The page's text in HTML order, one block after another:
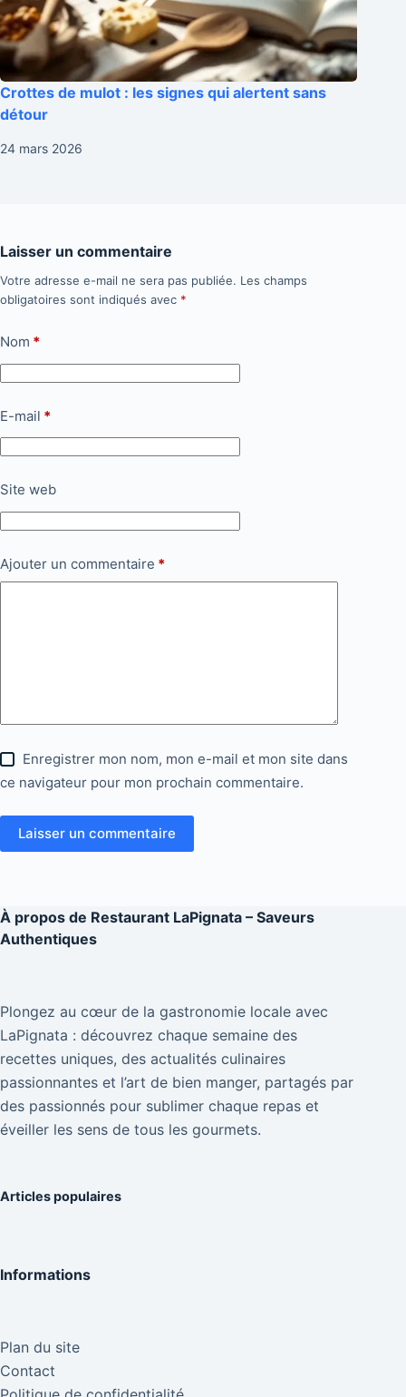
Crottes de mulot : les signes qui alertent sans
détour
24 mars 2026
Laisser un commentaire
Votre adresse e-mail ne sera pas publiée. Les champs
obligatoires sont indiqués avec *
Nom *
E-mail *
Site web
Ajouter un commentaire *
Enregistrer mon nom, mon e-mail et mon site dans
ce navigateur pour mon prochain commentaire.
Laisser un commentaire
À propos de Restaurant LaPignata – Saveurs
Authentiques
Plongez au cœur de la gastronomie locale avec
LaPignata : découvrez chaque semaine des
recettes uniques, des actualités culinaires
passionnantes et l’art de bien manger, partagés par
des passionnés pour sublimer chaque repas et
éveiller les sens de tous les gourmets.
Articles populaires
Informations
Plan du site
Contact